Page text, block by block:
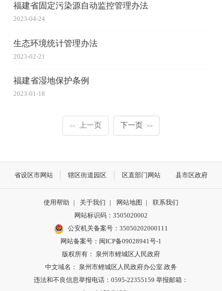
福建省固定污染源自动监控管理办法
2023-04-24
生态环境统计管理办法
2023-02-21
福建省湿地保护条例
2023-01-18
<< 上一页 下一页 >>
省设区市网站 辖区街道园区 区直部门网站 县市区政府
使用帮助 | 关于我们 | 网站地图 |
联系我们
网站标识码：3505020002
公安机关备案号：35050202000111
网站备案号：闽ICP备09028941号-1
版权所有： 泉州市鲤城区人民政府
中文域名： 泉州市鲤城区人民政府办公室.政务
违法和不良信息举报电话：0595-22355159 举报邮箱：